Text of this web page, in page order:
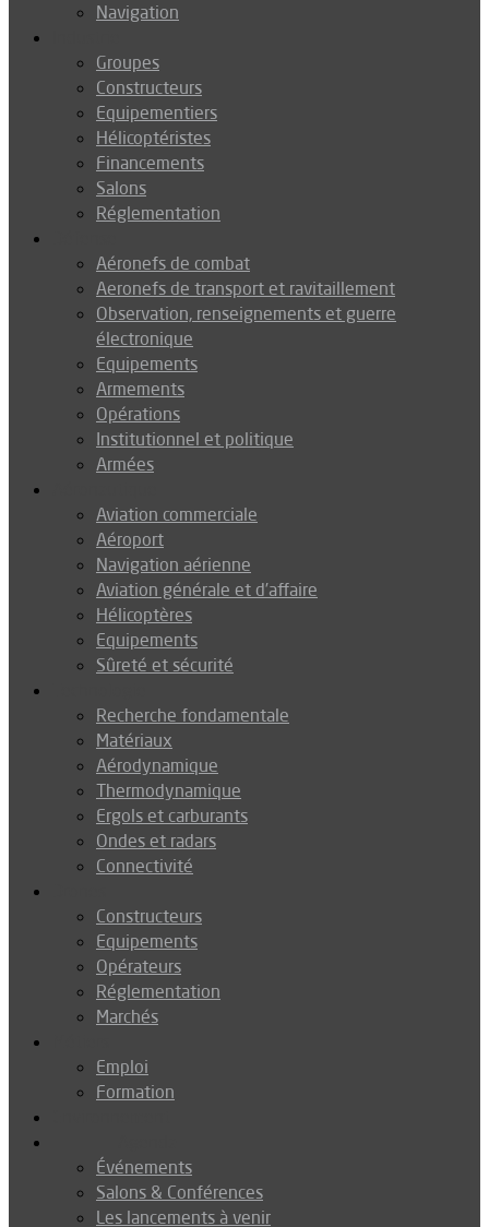
Navigation
Groupes
Constructeurs
Equipementiers
Hélicoptéristes
Financements
Salons
Réglementation
Aéronefs de combat
Aeronefs de transport et ravitaillement
Observation, renseignements et guerre
électronique
Equipements
Armements
Opérations
Institutionnel et politique
Armées
Aviation commerciale
Aéroport
Navigation aérienne
Aviation générale et d’affaire
Hélicoptères
Equipements
Sûreté et sécurité
Recherche fondamentale
Matériaux
Aérodynamique
Thermodynamique
Ergols et carburants
Ondes et radars
Connectivité
Constructeurs
Equipements
Opérateurs
Réglementation
Marchés
Emploi
Formation
Événements
Salons & Conférences
Les lancements à venir